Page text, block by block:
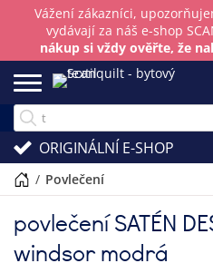
Vážení zákazníci,
vydávají za náš e-shop
nákup si vždy ověřte, že
ORIGINÁLNÍ E-SHOP
/ povlečení
povlečení SATÉN
windsor modrá